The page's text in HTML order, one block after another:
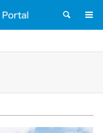
検索